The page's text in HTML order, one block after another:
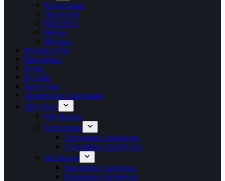
Коста Брава
Валенсија
МАЛАГА
Ибица
Мајорка
Италија Лето
Крстарења
Тунис
Турција
Црна Гора
Лазаревски Апартмани
Патувања
City Breaks
Септември
Септември Авионски
Септември Автобуски
Октомври
Октомври Авионски
Октомври Автобуски